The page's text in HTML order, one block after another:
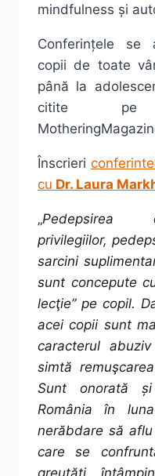
mindfulness și
Conferințele se
copii de toate
până la
citite pe
Înscrieri
cu Dr. Laura
„Pedepsirea
privilegiilor,
sarcini
sunt concepute
lecţie” pe copil.
acei copii sunt
caracterul
simtă
Sunt onorată
România în
nerăbdare să
care se
greutăți